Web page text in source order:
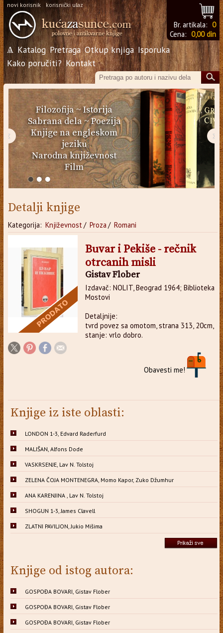
novi korisnik korisnički ulaz
Br. artikala: 0
Cena: 0,00 din
Ѧ Katalog Pretraga Otkup knjiga Isporuka
Kako poručiti? Kontakt
Filozofija~Istorija
Sabrana dela~Poezija
Knjige na engleskom
jeziku
Narodna književnost
Film
‹ ›
Detalji knjige
Kategorija: Književnost/ Proza/ Romani
Buvar i Pekiše - rečnik
otrcanih misli
Gistav Flober
Izdavač: NOLIT, Beograd 1964; Biblioteka
Mostovi
Detaljnije:
tvrd povez sa omotom, strana 313, 20cm,
stanje: vrlo dobro.
Obavesti me!
Knjige iz iste oblasti:
LONDON 1-3, Edvard Raderfurd
MALIŠAN, Alfons Dode
VASKRSENJE, Lav N. Tolstoj
ZELENA ČOJA MONTENEGRA, Momo Kapor, Zuko Džumhur
ANA KARENJINA , Lav N. Tolstoj
SHOGUN 1-3, James Clavell
ZLATNI PAVILJON, Jukio Mišima
Knjige od istog autora:
GOSPOĐA BOVARI, Gistav Flober
GOSPOĐA BOVARI, Gistav Flober
GOSPOĐA BOVARI, Gistav Flober